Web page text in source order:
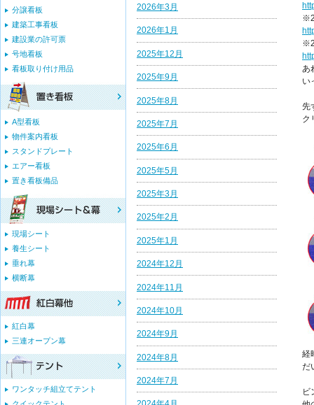
あ
い
先
ク
経
だ
ビ
2026年3月
2026年1月
2025年12月
2025年9月
2025年8月
2025年7月
2025年6月
2025年5月
2025年3月
2025年2月
2025年1月
2024年12月
2024年11月
2024年10月
2024年9月
2024年8月
2024年7月
分譲看板
建築工事看板
建設業の許可票
号地看板
看板取り付け用品
A型看板
物件案内看板
スタンドプレート
エアー看板
置き看板備品
現場シート
養生シート
垂れ幕
横断幕
紅白幕
三連オープン幕
ワンタッチ組立てテント